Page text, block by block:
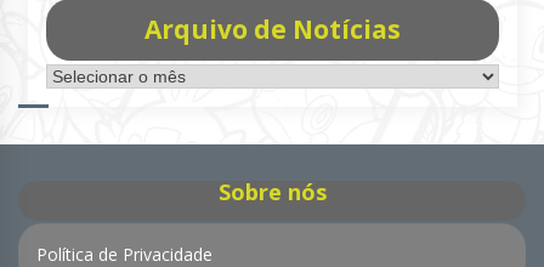
Arquivo de Notícias
Arquivo
de
Sobre nós
Política de Privacidade